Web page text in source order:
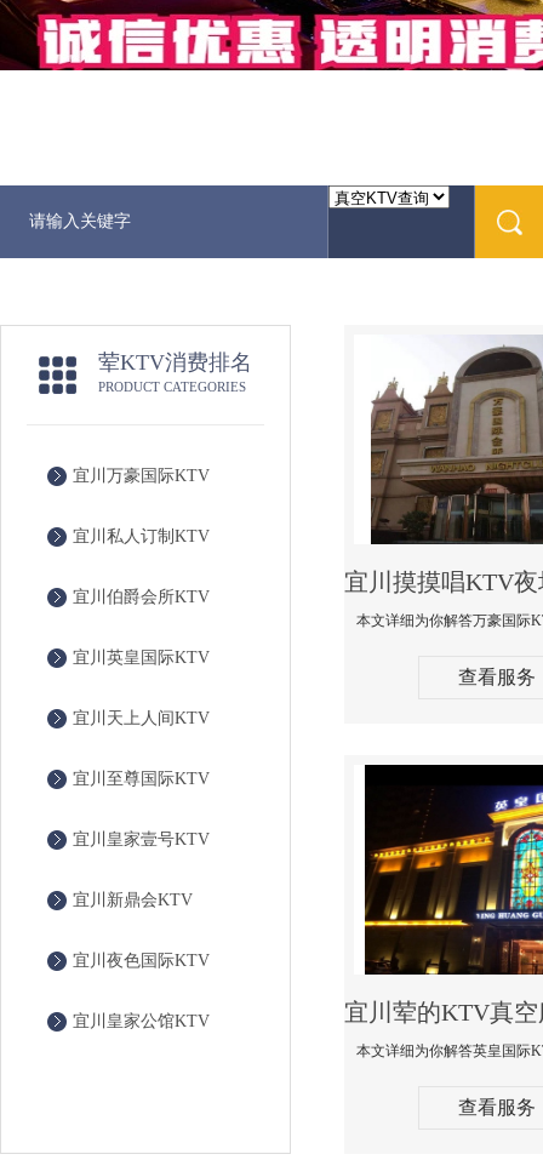
荤KTV消费排名
PRODUCT CATEGORIES
宜川万豪国际KTV
宜川私人订制KTV
宜川伯爵会所KTV
宜川英皇国际KTV
宜川天上人间KTV
宜川至尊国际KTV
宜川皇家壹号KTV
宜川新鼎会KTV
宜川夜色国际KTV
宜川皇家公馆KTV
查看服务
查看服务